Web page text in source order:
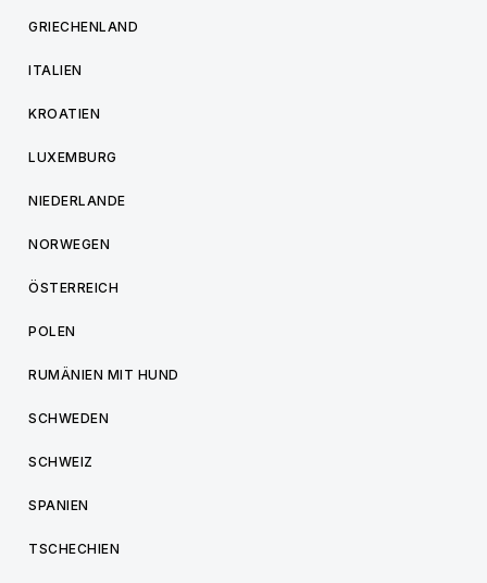
GRIECHENLAND
ITALIEN
KROATIEN
LUXEMBURG
NIEDERLANDE
NORWEGEN
ÖSTERREICH
POLEN
RUMÄNIEN MIT HUND
SCHWEDEN
SCHWEIZ
SPANIEN
TSCHECHIEN